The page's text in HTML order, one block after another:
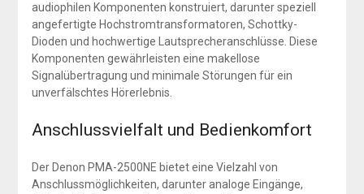
audiophilen Komponenten konstruiert, darunter speziell
angefertigte Hochstromtransformatoren, Schottky-
Dioden und hochwertige Lautsprecheranschlüsse. Diese
Komponenten gewährleisten eine makellose
Signalübertragung und minimale Störungen für ein
unverfälschtes Hörerlebnis.
Anschlussvielfalt und Bedienkomfort
Der Denon PMA-2500NE bietet eine Vielzahl von
Anschlussmöglichkeiten, darunter analoge Eingänge,